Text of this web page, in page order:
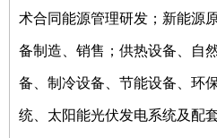
术合同能源管理研发；新能源
备制造、销售；供热设备、自
备、制冷设备、节能设备、环
统、太阳能光伏发电系统及配